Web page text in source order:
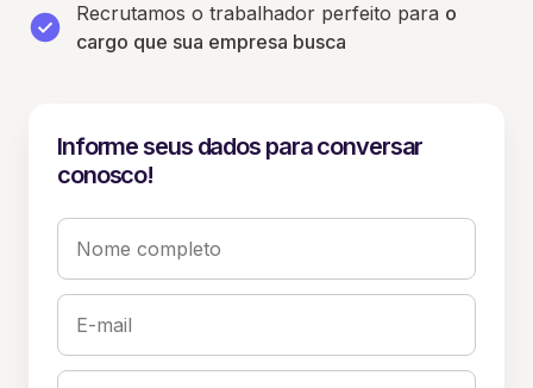
Recrutamos o trabalhador perfeito para o
cargo que sua empresa busca
Informe seus dados para conversar
conosco!
Nome completo
E-mail